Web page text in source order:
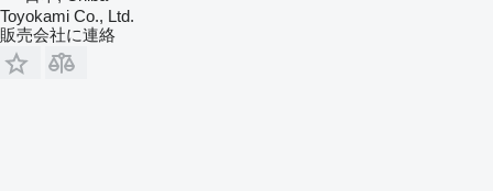
Toyokami Co., Ltd.
販売会社に連絡